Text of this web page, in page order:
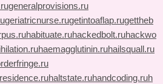
generalprovisions.ru
geriatricnurse.rugetintoaflap.rugettheb
habituate.ruhackedbolt.ruhackwo
haemagglutinin.ruhailsquall.ru
haltstate.ruhandcoding.ruh